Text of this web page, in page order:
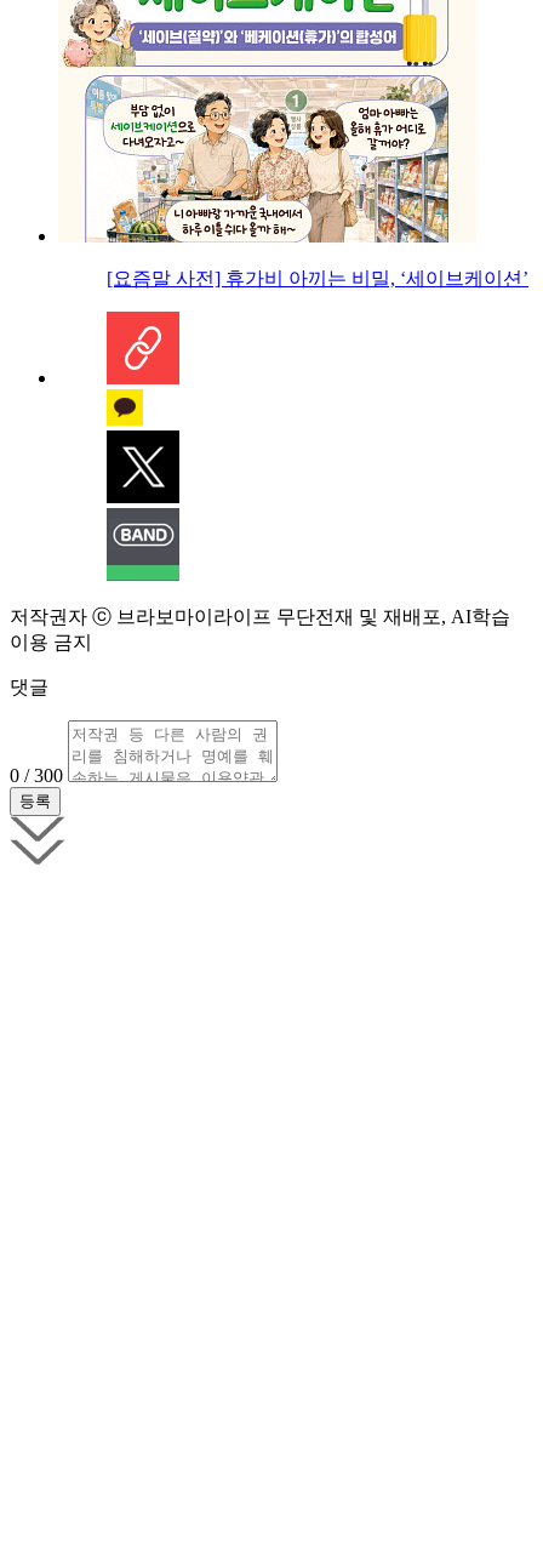
[요즘말 사전] 휴가비 아끼는 비밀, ‘세이브케이션’
저작권자 ⓒ 브라보마이라이프 무단전재 및 재배포, AI학습
이용 금지
댓글
0 / 300